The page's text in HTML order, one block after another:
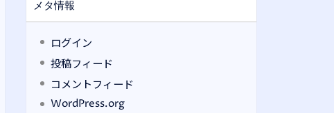
メタ情報
ログイン
投稿フィード
コメントフィード
WordPress.org